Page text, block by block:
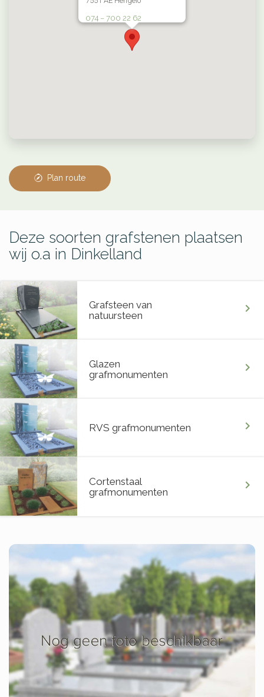
074 – 700 22 62
Plan route
Deze soorten grafstenen plaatsen
wij o.a in Dinkelland
Grafsteen van
natuursteen
chevron_right
Glazen
grafmonumenten
chevron_right
RVS grafmonumenten chevron_right
Cortenstaal
grafmonumenten
chevron_right